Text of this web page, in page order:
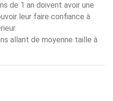
de 1 an doivent avoir une
leur faire confiance à
allant de moyenne taille à
de par sa taille les